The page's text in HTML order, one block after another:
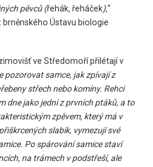
pěvců (řehák, řeháček),“
Ústavu biologie
ve Středomoří přilétají v
pozorovat samce, jak zpívají z
střech nebo komíny. Rehci
dne jako jedni z prvních ptáků, a to
zpěvem, který má v
slabik, vymezují své
Po spárování samice staví
na trámech v podstřeší, ale